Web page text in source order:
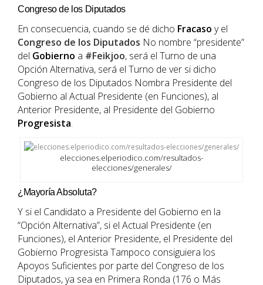
Congreso de los Diputados
En consecuencia, cuando se dé dicho Fracaso y el
Congreso de los Diputados No nombre “presidente”
del Gobierno a #Feikjoo, será el Turno de una
Opción Alternativa, será el Turno de ver si dicho
Congreso de los Diputados Nombra Presidente del
Gobierno al Actual Presidente (en Funciones), al
Anterior Presidente, al Presidente del Gobierno
Progresista.
elecciones.elperiodico.com/resultados-
elecciones/generales/
¿Mayoría Absoluta?
Y si el Candidato a Presidente del Gobierno en la
“Opción Alternativa”, si el Actual Presidente (en
Funciones), el Anterior Presidente, el Presidente del
Gobierno Progresista Tampoco consiguiera los
Apoyos Suficientes por parte del Congreso de los
Diputados, ya sea en Primera Ronda (176 o Más